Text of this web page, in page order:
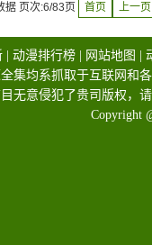
据 页次:6/83页 首页 上一页
动漫排行榜 网站地图
集均系抓取于互联网和
无意侵犯了贵司版权，
Copyright